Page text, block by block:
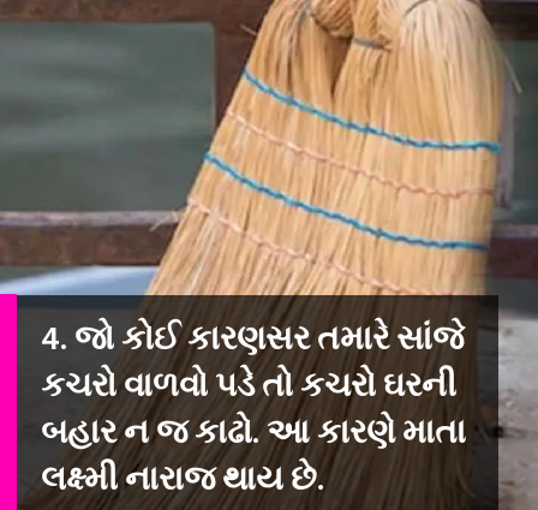
4. જો કોઈ કારણસર તમારે સાંજે
કચરો વાળવો પડે તો કચરો ઘરની
બહાર ન જ કાઢો. આ કારણે માતા
લક્ષ્મી નારાજ થાય છે.